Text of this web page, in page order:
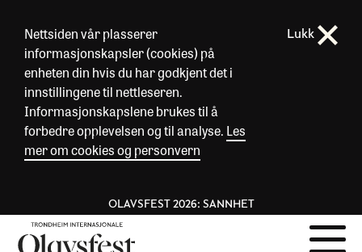
Nettsiden vår plasserer
informasjonskapsler (cookies) på
enheten din hvis du har godkjent det i
innstillingene til nettleseren.
Informasjonskapslene brukes til å
forbedre opplevelsen og til analyse. Les
mer om cookies og personvern
Lukk
OLAVSFEST 2026: SANNHET